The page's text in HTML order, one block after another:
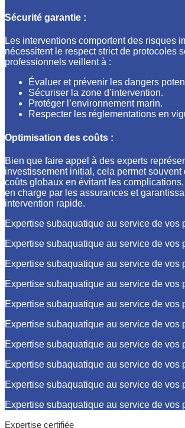
Sécurité garantie :
Les interventions comportent des risques
nécessitent le respect strict de protocoles
professionnels veillent à :
Évaluer et prévenir les dangers
Sécuriser la zone d’intervention.
Protéger l’environnement marin.
Respecter les réglementations en
Optimisation des coûts :
Bien que faire appel à des experts
investissement initial, cela permet souvent
coûts globaux en évitant les
en charge par les assurances et
intervention rapide.
Expertise subaquatique au service de vos
Expertise subaquatique au service de vos
Expertise subaquatique au service de vos
Expertise subaquatique au service de vos
Expertise subaquatique au service de vos
Expertise subaquatique au service de vos
Expertise subaquatique au service de vos
Expertise subaquatique au service de vos
Expertise subaquatique au service de vos
Expertise subaquatique au service de vos
Expertise certifiée